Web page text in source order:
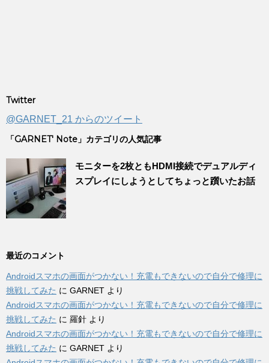
Twitter
@GARNET_21 からのツイート
「GARNET' Note」カテゴリの人気記事
モニターを2枚ともHDMI接続でデュアルディ
スプレイにしようとしてちょっと躓いたお話
最近のコメント
Androidスマホの画面がつかない！充電もできないので自分で修理に
挑戦してみた に GARNET より
Androidスマホの画面がつかない！充電もできないので自分で修理に
挑戦してみた に 羅針 より
Androidスマホの画面がつかない！充電もできないので自分で修理に
挑戦してみた に GARNET より